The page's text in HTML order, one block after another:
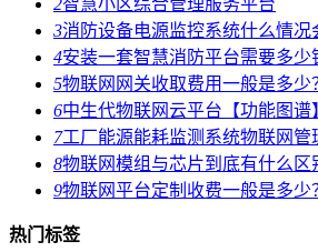
3消防设备电源监控系统什么情况
4安装一套智慧消防平台需要多少
5物联网网关收取费用一般是多少
6中生代物联网云平台【功能图谱
7工厂能源能耗监测系统物联网管
8物联网模组与芯片到底有什么区
9物联网平台定制收费一般是多少
热门标签